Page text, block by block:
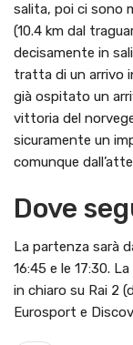
salita, poi ci sono
(10.4 km dal
decisamente in
tratta di un arrivo
già ospitato un
vittoria del
sicuramente un
comunque
Dove
La partenza sarà
16:45 e le 17:30.
in chiaro su Rai 2
Eurosport e